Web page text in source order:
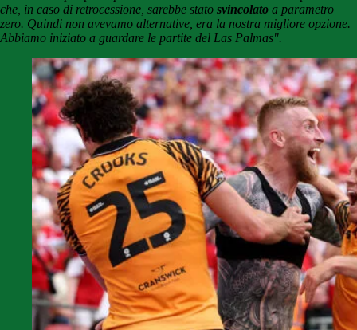
che, in caso di retrocessione, sarebbe stato svincolato a parametro
zero. Quindi non avevamo alternative, era la nostra migliore opzione.
Abbiamo iniziato a guardare le partite del Las Palmas".